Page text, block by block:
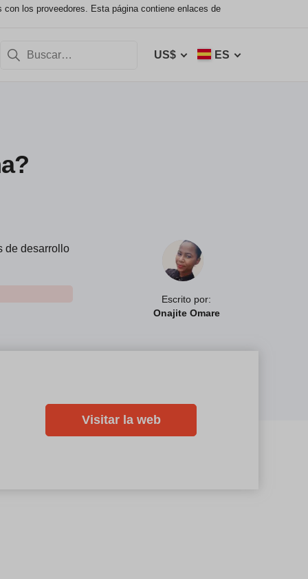
los proveedores. Esta página contiene enlaces de
US$ ES
Escrito por:
Onajite Omare
de desarrollo
Visitar la web